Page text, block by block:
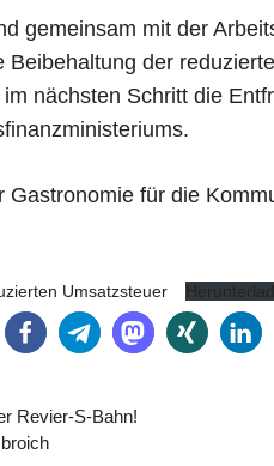
gemeinsam mit der
der
nächsten Schritt die
für die
Umsatzsteuer
Revier-S-Bahn!